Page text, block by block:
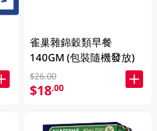
雀巢雜錦穀類早餐
140GM (包裝隨機發放)
$26.00
$18.00